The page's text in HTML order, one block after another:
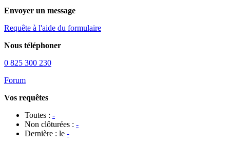
Envoyer un message
Requête à l'aide du formulaire
Nous téléphoner
0 825 300 230
Forum
Vos requêtes
Toutes : -
Non clôturées : -
Dernière : le -